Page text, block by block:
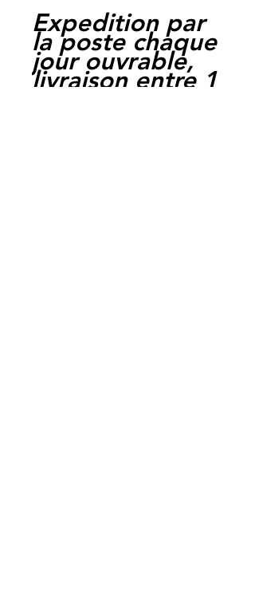
Expedition par
la poste chaque
jour ouvrable,
livraison entre 1